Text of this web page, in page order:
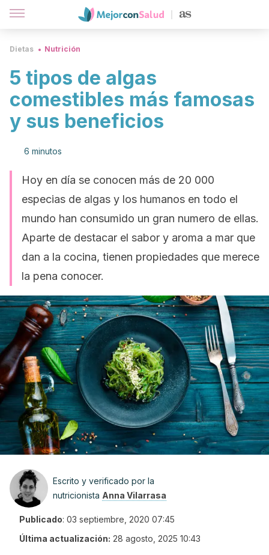
Dietas Nutrición
5 tipos de algas
comestibles más famosas
y sus beneficios
6 minutos
Hoy en día se conocen más de 20 000
especias de algas y los humanos en todo el
mundo han consumido un gran numero de ellas.
Aparte de destacar el sabor y aroma a mar que
dan a la cocina, tienen propiedades que merece
la pena conocer.
Escrito y verificado por la
nutricionista Anna Vilarrasa
Publicado: 03 septiembre, 2020 07:45
Última actualización: 28 agosto, 2025 10:43